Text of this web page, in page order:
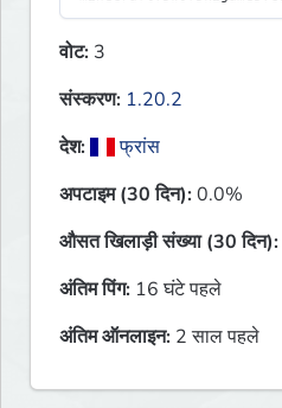
वोट: 3
संस्करण: 1.20.2
देश:
फ्रांस
अपटाइम (30 दिन):0.0%
औसत खिलाड़ी संख्या (30 दिन):
अंतिम पिंग: 16 घंटे पहले
अंतिम ऑनलाइन: 2 साल पहले